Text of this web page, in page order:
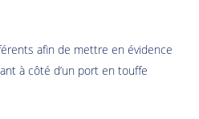
afin de mettre en évidence
à côté d’un port en touffe